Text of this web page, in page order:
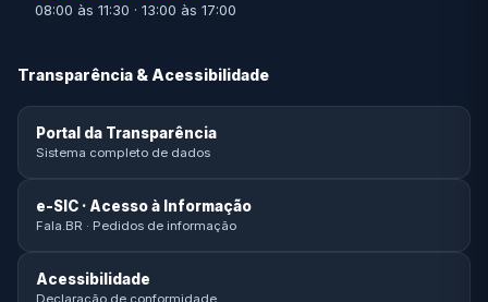
08:00 às 11:30 · 13:00 às 17:00
Transparência & Acessibilidade
Portal da Transparência
Sistema completo de dados
e-SIC · Acesso à Informação
Fala.BR · Pedidos de informação
Acessibilidade
Declaração de conformidade